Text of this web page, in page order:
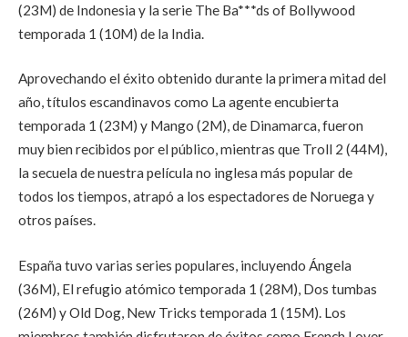
(23M) de Indonesia y la serie The Ba***ds of Bollywood
temporada 1 (10M) de la India.
Aprovechando el éxito obtenido durante la primera mitad del
año, títulos escandinavos como La agente encubierta
temporada 1 (23M) y Mango (2M), de Dinamarca, fueron
muy bien recibidos por el público, mientras que Troll 2 (44M),
la secuela de nuestra película no inglesa más popular de
todos los tiempos, atrapó a los espectadores de Noruega y
otros países.
España tuvo varias series populares, incluyendo Ángela
(36M), El refugio atómico temporada 1 (28M), Dos tumbas
(26M) y Old Dog, New Tricks temporada 1 (15M). Los